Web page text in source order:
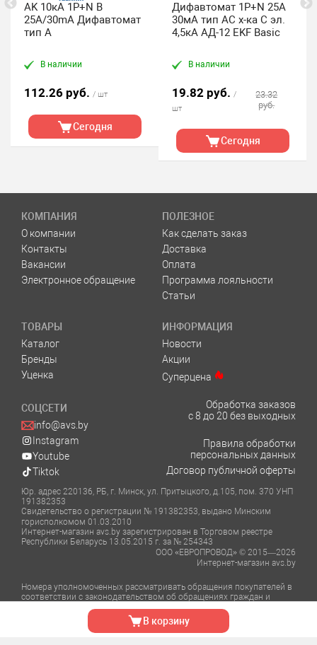
AK 10кА 1P+N B
25A/30mA Дифавтомат
тип A
В наличии
112.26 руб. / шт
Сегодня
Дифавтомат 1P+N 25А
30мА тип АС х-ка C эл.
4,5кА АД-12 EKF Basic
В наличии
19.82 руб. /
шт
23.32
руб.
Сегодня
КОМПАНИЯ
О компании
Контакты
Вакансии
Электронное обращение
ПОЛЕЗНОЕ
Как сделать заказ
Доставка
Оплата
Программа лояльности
Статьи
ТОВАРЫ
Каталог
Бренды
Уценка
ИНФОРМАЦИЯ
Новости
Акции
Суперцена
СОЦСЕТИ
info@avs.by
Instagram
Youtube
Tiktok
Обработка заказов
с 8 до 20 без выходных
Правила обработки
персональных данных
Договор публичной оферты
Юр. адрес 220136, РБ, г. Минск, ул. Притыцкого, д.105, пом. 370 УНП
191382353
Свидетельство о регистрации № 191382353, выдано Минским
горисполкомом 01.03.2010
Интернет-магазин avs.by зарегистрирован в Торговом реестре
Республики Беларусь 13.05.2015 г. за № 254343
ООО «ЕВРОПРОВОД» © 2015—2026
Интернет-магазин avs.by
Номера уполномоченных рассматривать обращения покупателей в
соответствии с законодательством об обращениях граждан и
Отдел торговли и услуг Администрации Фрунзенского района г.
Минска тел.: +375 (17) 348-39-06, +375 (17) 366-51-82
В корзину